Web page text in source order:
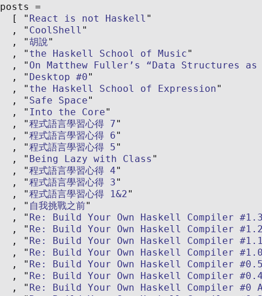
posts
React is not Haskell
CoolShell
胡說
the Haskell School of Music
On Matthew Fuller’s “Data Structures
Desktop #0
the Haskell School of Expression
Safe Space
Into the Core
程式語言學習心得 7
程式語言學習心得 6
程式語言學習心得 5
Being Lazy with Class
程式語言學習心得 4
程式語言學習心得 3
程式語言學習心得 1&2
自我挑戰之前
Re: Build Your Own Haskell Compiler
Re: Build Your Own Haskell Compiler
Re: Build Your Own Haskell Compiler
Re: Build Your Own Haskell Compiler
Re: Build Your Own Haskell Compiler
Re: Build Your Own Haskell Compiler
Re: Build Your Own Haskell Compiler #0